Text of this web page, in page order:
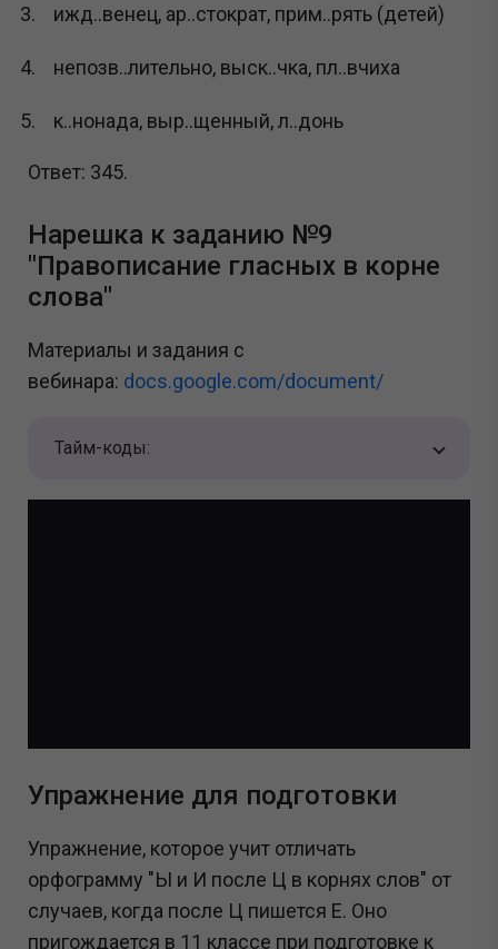
ижд..венец, ар..стократ, прим..рять (детей)
непозв..лительно, выск..чка, пл..вчиха
к..нонада, выр..щенный, л..донь
Ответ: 345.
Нарешка к заданию №9
"Правописание гласных в корне
слова"
Материалы и задания с
вебинара: docs.google.com/document/
Тайм-коды:
Упражнение для подготовки
Упражнение, которое учит отличать
орфограмму "Ы и И после Ц в корнях слов" от
случаев, когда после Ц пишется Е. Оно
пригождается в 11 классе при подготовке к